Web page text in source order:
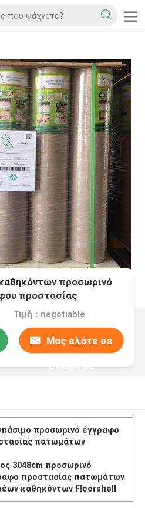
προσωρινό
προστασίας
Τιμή：negotiable
Μας ελάτε σε
επαφή με
προσωρινό έγγραφο
πατωμάτων
3048cm προσωρινό
προστασίας πατωμάτων
καθηκόντων Floorshell